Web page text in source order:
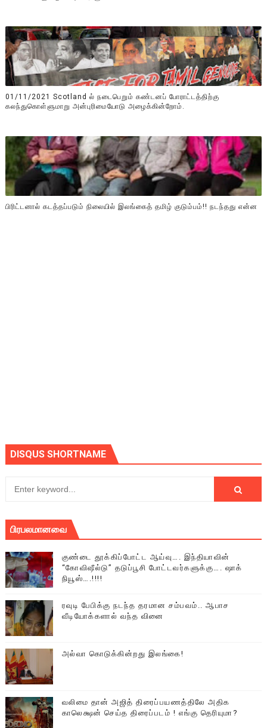
01/11/2021 Scotland ல் நடைபெறும் கண்டனப் போராட்டத்திற்கு
கலந்துகொள்ளுமாறு அன்புரிமையோடு அழைக்கின்றோம்.
பிரிட்டனால் கடத்தப்படும் நிலையில் இலங்கைத் தமிழ் குடும்பம்!! நடந்தது என்ன
DISQUS SHORTNAME
பிரபலமானவை
குண்டை தூக்கிப்போட்ட ஆய்வு…. இந்தியாவின்
“கோவிஷீல்டு” தடுப்பூசி போட்டவர்களுக்கு…. ஷாக்
நியூஸ்….!!!!
ரவுடி பேபிக்கு நடந்த தரமான சம்பவம்.. ஆபாச
வீடியோக்களால் வந்த வினை
அல்வா கொடுக்கின்றது இலங்கை!
வலிமை தான் அஜித் திரைப்பயணத்திலே அதிக
காலெக்ஷன் செய்த திரைப்படம் ! எங்கு தெரியுமா?